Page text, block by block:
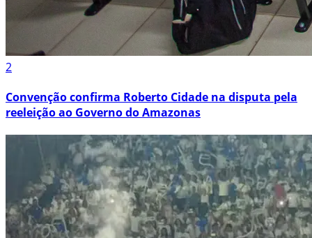
2
Convenção confirma Roberto Cidade na disputa pela
reeleição ao Governo do Amazonas